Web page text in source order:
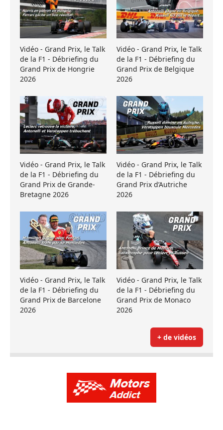
Vidéo - Grand Prix, le Talk
de la F1 - Débriefing du
Grand Prix de Hongrie
2026
Vidéo - Grand Prix, le Talk
de la F1 - Débriefing du
Grand Prix de Belgique
2026
Vidéo - Grand Prix, le Talk
de la F1 - Débriefing du
Grand Prix de Grande-
Bretagne 2026
Vidéo - Grand Prix, le Talk
de la F1 - Débriefing du
Grand Prix d’Autriche
2026
Vidéo - Grand Prix, le Talk
de la F1 - Débriefing du
Grand Prix de Barcelone
2026
Vidéo - Grand Prix, le Talk
de la F1 - Débriefing du
Grand Prix de Monaco
2026
+ de vidéos